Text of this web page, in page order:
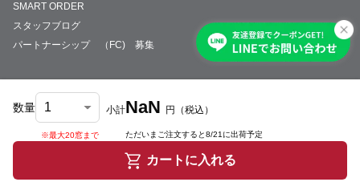
数量
※最大20窓まで
小計NaN 円 （税込）
ただいまご注文すると8/21 に出荷予定
カートに入れる
SMART ORDER
スタッフブログ
パートナーシップ （FC) 募集
会社概要 採用情報特定商取引法について
© JUST CURTAIN